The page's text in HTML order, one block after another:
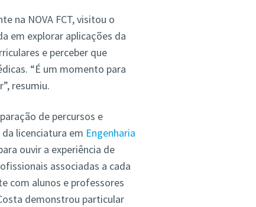
na NOVA FCT, visitou o
em explorar aplicações da
e perceber que
“É um momento para
resumiu.
de percursos e
licenciatura em Engenharia
ouvir a experiência de
associadas a cada
com alunos e professores
demonstrou particular